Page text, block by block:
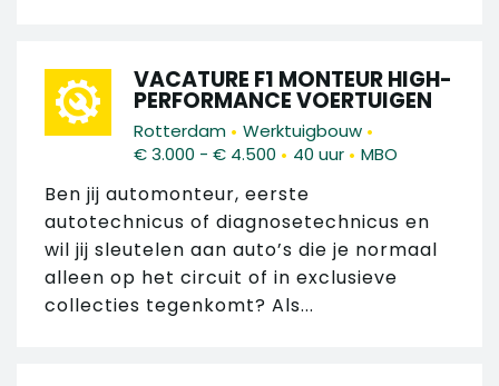
VACATURE F1 MONTEUR HIGH-
PERFORMANCE VOERTUIGEN
Rotterdam • Werktuigbouw •
€ 3.000 - € 4.500 • 40 uur • MBO
Ben jij automonteur, eerste
autotechnicus of diagnosetechnicus en
wil jij sleutelen aan auto’s die je normaal
alleen op het circuit of in exclusieve
collecties tegenkomt? Als...